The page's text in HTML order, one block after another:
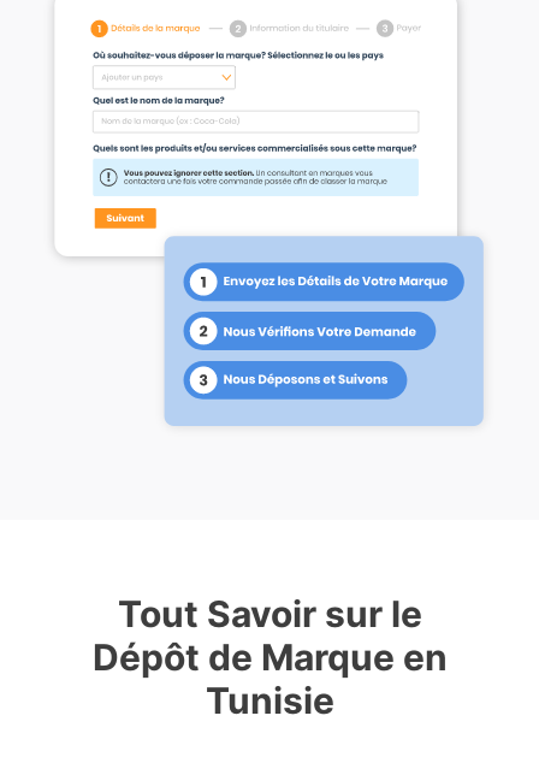
Tout Savoir sur le
Dépôt de Marque en
Tunisie